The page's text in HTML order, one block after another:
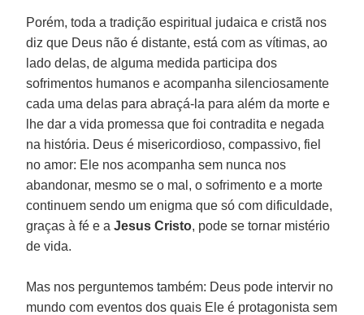
Porém, toda a tradição espiritual judaica e cristã nos
diz que Deus não é distante, está com as vítimas, ao
lado delas, de alguma medida participa dos
sofrimentos humanos e acompanha silenciosamente
cada uma delas para abraçá-la para além da morte e
lhe dar a vida promessa que foi contradita e negada
na história. Deus é misericordioso, compassivo, fiel
no amor: Ele nos acompanha sem nunca nos
abandonar, mesmo se o mal, o sofrimento e a morte
continuem sendo um enigma que só com dificuldade,
graças à fé e aJesus Cristo, pode se tornar mistério
de vida.
Mas nos perguntemos também: Deus pode intervir no
mundo com eventos dos quais Ele é protagonista sem